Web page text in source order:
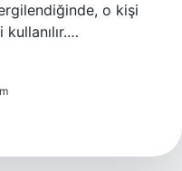
o kişi